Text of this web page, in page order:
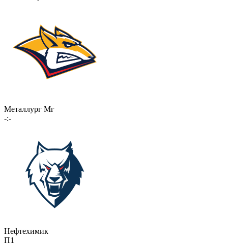
Металлург Мг
-:-
Нефтехимик
П1